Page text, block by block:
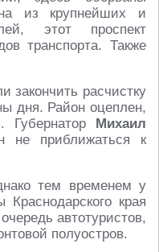
из крупнейших и
этот проспект
транспорта. Также
закончить расчистку
дня. Район оцеплен,
Губернатор Михаил
не приближаться к
тем временем у
края
автотуристов,
полуостров.